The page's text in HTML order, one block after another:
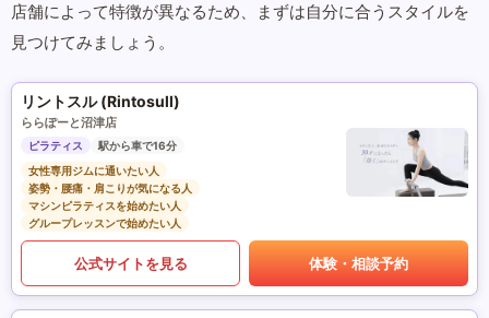
店舗によって特徴が異なるため、まずは自分に合うスタイルを
見つけてみましょう。
リントスル (Rintosull)
ららぽーと沼津店
ピラティス
駅から車で16分
女性専用ジムに通いたい人
姿勢・腰痛・肩こりが気になる人
マシンピラティスを始めたい人
グループレッスンで始めたい人
公式サイトを見る 体験・相談予約